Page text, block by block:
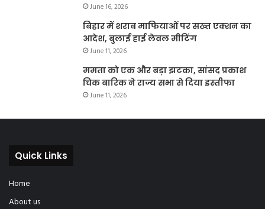
June 16, 2026
बिहार में शराब माफियाओं पर सख्त एक्शन का
आदेश, बुलाई हाई लेवल मीटिंग
June 11, 2026
ममता को एक और बड़ा झटका, सांसद प्रकाश
चिक बारिक ने राज्य सभा से दिया इस्तीफा
June 11, 2026
Quick Links
Home
About us